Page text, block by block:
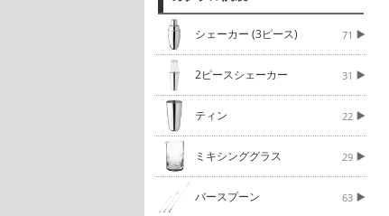
シェーカー (3ピース) 71
2ピースシェーカー 31
ティン 22
ミキシンググラス 29
バースプーン 63